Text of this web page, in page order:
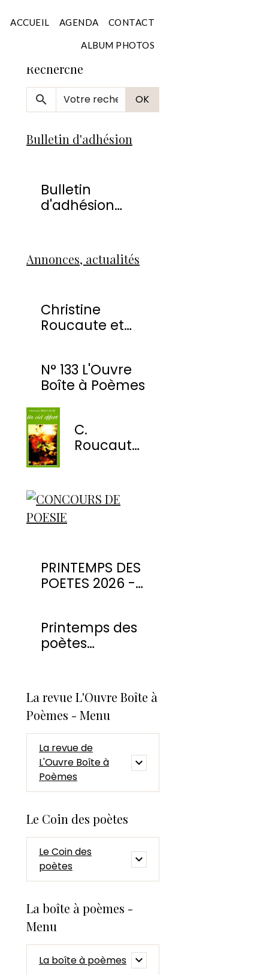
ACCUEIL AGENDA CONTACT
ALBUM PHOTOS
Recherche
OK
Bulletin d'adhésion
Bulletin
d'adhésion
Annonces, actualités
Christine
Roucaute et
Montmorency
N° 133 L'Ouvre
Boîte à Poèmes
C.
Roucaute
PRINTEMPS DES
POETES 2026 -
Printemps des
poètes
La revue L'Ouvre Boîte à
Poèmes - Menu
La revue de
L'Ouvre Boîte à
Poèmes
Le Coin des poètes
Le Coin des
poètes
La boîte à poèmes -
Menu
La boîte à poèmes